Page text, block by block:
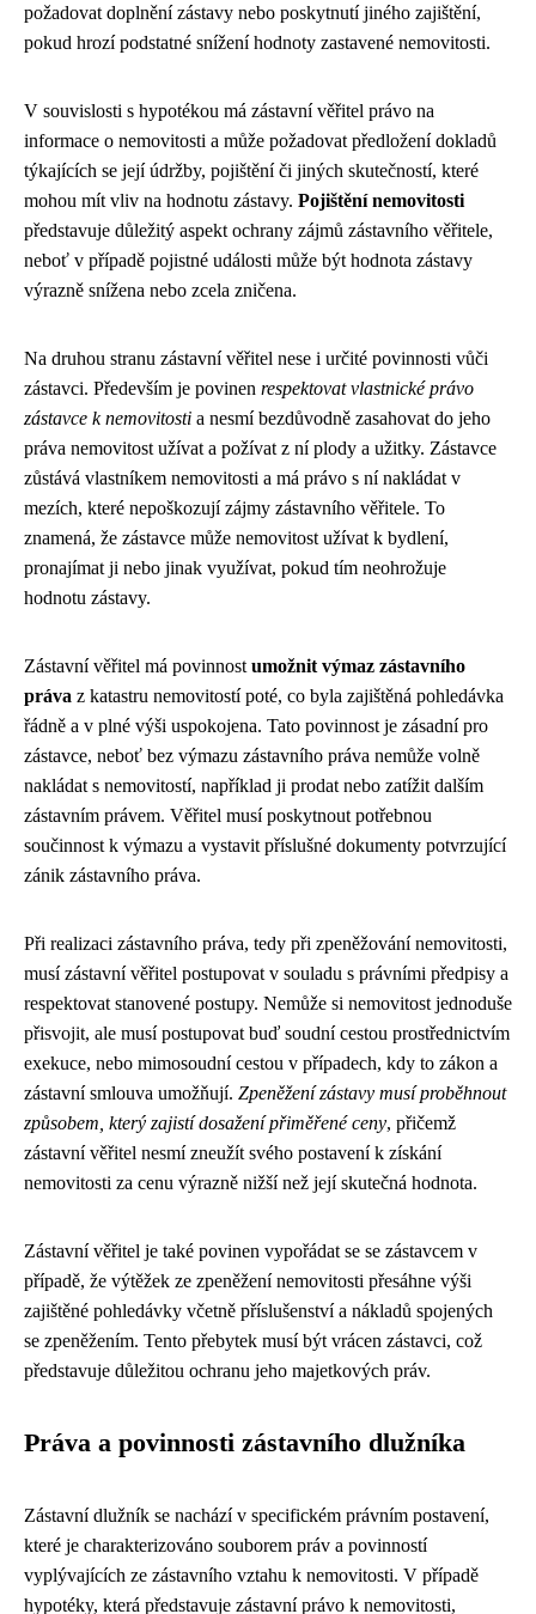
požadovat doplnění zástavy nebo poskytnutí jiného zajištění,
pokud hrozí podstatné snížení hodnoty zastavené nemovitosti.
V souvislosti s hypotékou má zástavní věřitel právo na
informace o nemovitosti a může požadovat předložení dokladů
týkajících se její údržby, pojištění či jiných skutečností, které
mohou mít vliv na hodnotu zástavy. Pojištění nemovitosti
představuje důležitý aspekt ochrany zájmů zástavního věřitele,
neboť v případě pojistné události může být hodnota zástavy
výrazně snížena nebo zcela zničena.
Na druhou stranu zástavní věřitel nese i určité povinnosti vůči
zástavci. Především je povinen respektovat vlastnické právo
zástavce k nemovitosti a nesmí bezdůvodně zasahovat do jeho
práva nemovitost užívat a požívat z ní plody a užitky. Zástavce
zůstává vlastníkem nemovitosti a má právo s ní nakládat v
mezích, které nepoškozují zájmy zástavního věřitele. To
znamená, že zástavce může nemovitost užívat k bydlení,
pronajímat ji nebo jinak využívat, pokud tím neohrožuje
hodnotu zástavy.
Zástavní věřitel má povinnost umožnit výmaz zástavního
práva z katastru nemovitostí poté, co byla zajištěná pohledávka
řádně a v plné výši uspokojena. Tato povinnost je zásadní pro
zástavce, neboť bez výmazu zástavního práva nemůže volně
nakládat s nemovitostí, například ji prodat nebo zatížit dalším
zástavním právem. Věřitel musí poskytnout potřebnou
součinnost k výmazu a vystavit příslušné dokumenty potvrzující
zánik zástavního práva.
Při realizaci zástavního práva, tedy při zpeněžování nemovitosti,
musí zástavní věřitel postupovat v souladu s právními předpisy a
respektovat stanovené postupy. Nemůže si nemovitost jednoduše
přisvojit, ale musí postupovat buď soudní cestou prostřednictvím
exekuce, nebo mimosoudní cestou v případech, kdy to zákon a
zástavní smlouva umožňují. Zpeněžení zástavy musí proběhnout
způsobem, který zajistí dosažení přiměřené ceny, přičemž
zástavní věřitel nesmí zneužít svého postavení k získání
nemovitosti za cenu výrazně nižší než její skutečná hodnota.
Zástavní věřitel je také povinen vypořádat se se zástavcem v
případě, že výtěžek ze zpeněžení nemovitosti přesáhne výši
zajištěné pohledávky včetně příslušenství a nákladů spojených
se zpeněžením. Tento přebytek musí být vrácen zástavci, což
představuje důležitou ochranu jeho majetkových práv.
Práva a povinnosti zástavního dlužníka
Zástavní dlužník se nachází v specifickém právním postavení,
které je charakterizováno souborem práv a povinností
vyplývajících ze zástavního vztahu k nemovitosti. V případě
hypotéky, která představuje zástavní právo k nemovitosti,